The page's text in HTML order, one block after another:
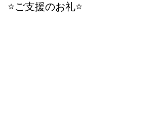
⭐ご支援のお礼⭐